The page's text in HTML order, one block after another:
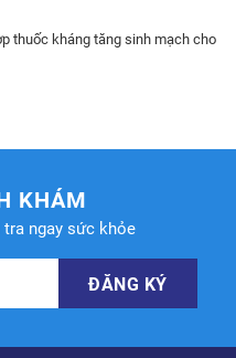
thuốc kháng tăng sinh mạch cho
KHÁM
ngay sức khỏe